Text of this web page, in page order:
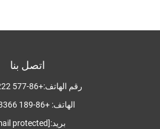
اتصل بنا
رقم الهاتف:+86-577 62989222
الهاتف: +86-189 68703366
بريد:[email protected]